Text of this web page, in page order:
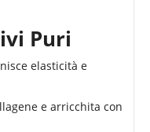
Puri
elasticità e
e arricchita con